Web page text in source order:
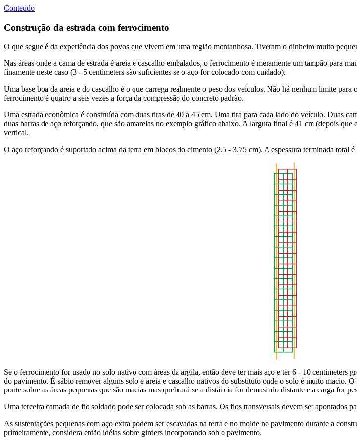
Conteúdo
Construção da estrada com ferrocimento
O que segue é da experiência dos povos que vivem em uma região montanhosa. Tiveram o dinheiro muito
Nas áreas onde a cama de estrada é areia e cascalho embalados, o ferrocimento é meramente um tampão para
finamente neste caso (3 - 5 centimeters são suficientes se o aço for colocado com cuidado).
Uma base boa da areia e do cascalho é o que carrega realmente o peso dos veículos. Não há nenhum limite
ferrocimento é quatro a seis vezes a força da compressão do concreto padrão.
Uma estrada econômica é construída com duas tiras de 40 a 45 cm. Uma tira para cada lado do veículo. Duas
duas barras de aço reforçando, que são amarelas no exemplo gráfico abaixo. A largura final é 41 cm (depois
vertical.
O aço reforçando é suportado acima da terra em blocos do cimento (2.5 - 3.75 cm). A espessura terminada total
Se o ferrocimento for usado no solo nativo com áreas da argila, então deve ter mais aço e ter 6 - 10 centimeters
do pavimento. É sábio remover alguns solo e areia e cascalho nativos do substituto onde o solo é muito macio.
ponte sobre as áreas pequenas que são macias mas quebrará se a distância for demasiado distante e a carga for
Uma terceira camada de fio soldado pode ser colocada sob as barras. Os fios transversais devem ser apontados
As sustentações pequenas com aço extra podem ser escavadas na terra e no molde no pavimento durante a
primeiramente, considera então idéias sobre girders incorporando sob o pavimento.